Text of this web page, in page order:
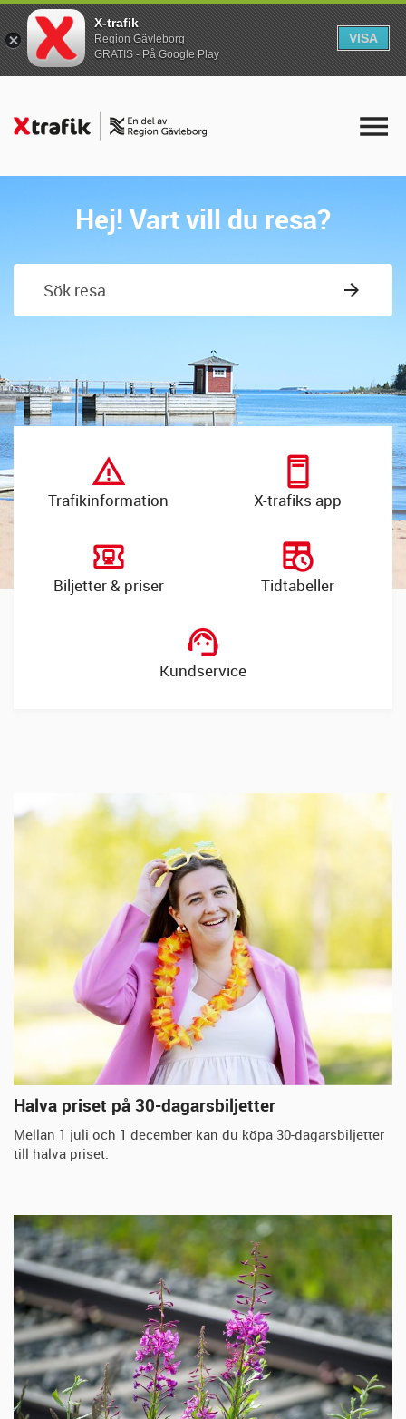
Hej! Vart vill du resa?
Sök resa
Trafik­information X-trafiks app
Biljetter & priser Tidtabeller
Kundservice
Halva priset på 30-dagarsbiljetter
Mellan 1 juli och 1 december kan du köpa 30‑dagarsbiljetter
till halva priset.
X-trafik
Region Gävleborg
GRATIS - På Google Play
VISA